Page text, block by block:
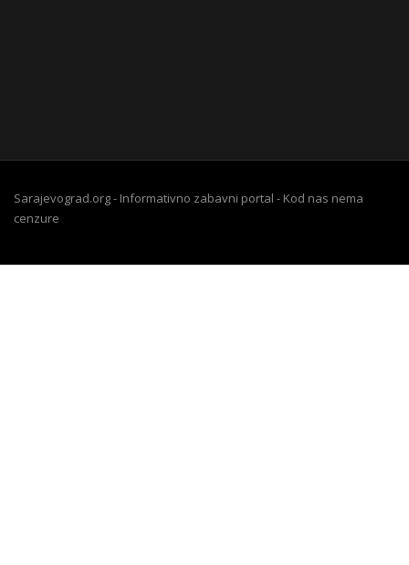
Sarajevograd.org - Informativno zabavni portal - Kod nas nema
cenzure